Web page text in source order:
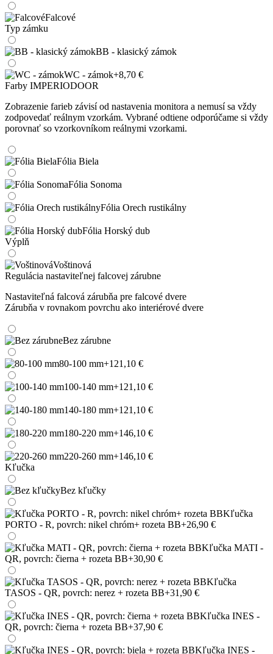
Falcové
Typ zámku
BB - klasický zámok
WC - zámok+8,70 €
Farby IMPERIODOOR
Zobrazenie farieb závisí od nastavenia monitora a nemusí sa vždy
zodpovedať reálnym vzorkám. Vybrané odtiene odporúčame si vždy
porovnať so vzorkovníkom reálnymi vzorkami.
Fólia Biela
Fólia Sonoma
Fólia Orech rustikálny
Fólia Horský dub
Výplň
Voštinová
Regulácia nastaviteľnej falcovej zárubne
Nastaviteľná falcová zárubňa pre falcové dvere
Zárubňa v rovnakom povrchu ako interiérové dvere
Bez zárubne
80-100 mm+121,10 €
100-140 mm+121,10 €
140-180 mm+121,10 €
180-220 mm+146,10 €
220-260 mm+146,10 €
Kľučka
Bez kľučky
Kľučka
PORTO - R, povrch: nikel chróm+ rozeta BB+26,90 €
Kľučka MATI -
QR, povrch: čierna + rozeta BB+30,90 €
Kľučka
TASOS - QR, povrch: nerez + rozeta BB+31,90 €
Kľučka INES -
QR, povrch: čierna + rozeta BB+37,90 €
Kľučka INES -